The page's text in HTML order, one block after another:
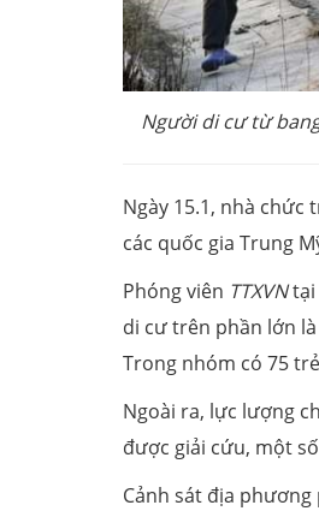
Người di cư từ
Ngày 15.1, nhà
các quốc gia Trung
Phóng viên TTXVNtại
di cư trên phần lớn
Trong nhóm có 75
Ngoài ra, lực lượng
được giải cứu, một
Cảnh sát địa